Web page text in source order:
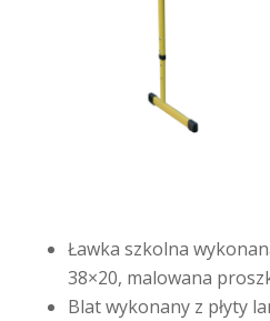
Ławka szkolna
38×20, malowana
Blat wykonany z płyty